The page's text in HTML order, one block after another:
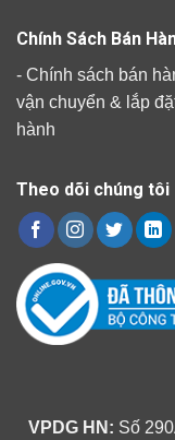
Chính Sách Bán
- Chính sách bán
vận chuyển & lắp
hành
Theo dõi chúng tôi
VPDG HN: Số